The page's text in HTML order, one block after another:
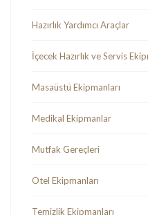
Hazırlık Yardımcı Araçlar
İçecek Hazırlık ve Servis
Masaüstü Ekipmanları
Medikal Ekipmanlar
Mutfak Gereçleri
Otel Ekipmanları
Temizlik Ekipmanları